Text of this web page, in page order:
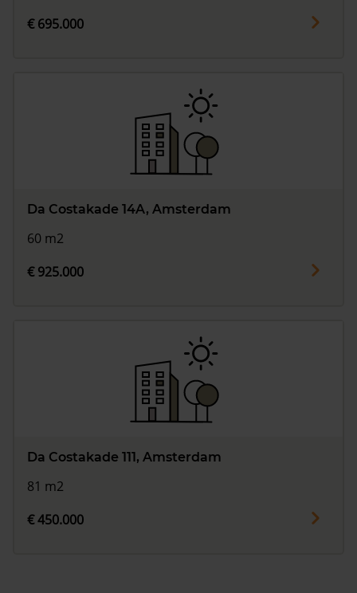
€ 695.000
Da Costakade 14A, Amsterdam
60 m2
€ 925.000
Da Costakade 111, Amsterdam
81 m2
€ 450.000